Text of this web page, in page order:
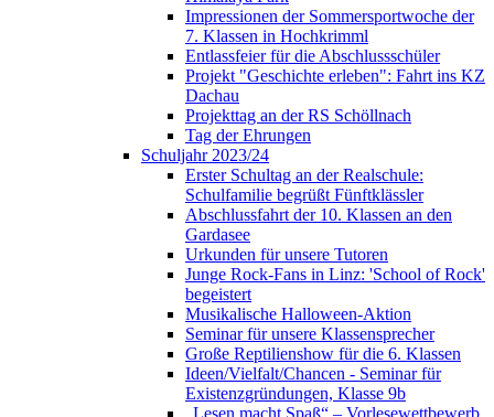
Impressionen der Sommersportwoche der
7. Klassen in Hochkrimml
Entlassfeier für die Abschlussschüler
Projekt "Geschichte erleben": Fahrt ins KZ
Dachau
Projekttag an der RS Schöllnach
Tag der Ehrungen
Schuljahr 2023/24
Erster Schultag an der Realschule:
Schulfamilie begrüßt Fünftklässler
Abschlussfahrt der 10. Klassen an den
Gardasee
Urkunden für unsere Tutoren
Junge Rock-Fans in Linz: 'School of Rock'
begeistert
Musikalische Halloween-Aktion
Seminar für unsere Klassensprecher
Große Reptilienshow für die 6. Klassen
Ideen/Vielfalt/Chancen - Seminar für
Existenzgründungen, Klasse 9b
„Lesen macht Spaß“ – Vorlesewettbewerb